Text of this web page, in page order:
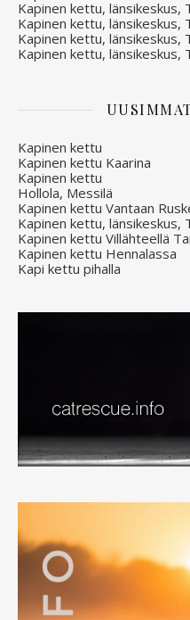
Kapinen kettu, länsikeskus,
Kapinen kettu, länsikeskus,
Kapinen kettu, länsikeskus,
Kapinen kettu, länsikeskus,
Kapinen kettu
Kapinen kettu Kaarina
Kapinen kettu
Hollola, Messilä
Kapinen kettu Vantaan
Kapinen kettu, länsikeskus,
Kapinen kettu Villähteellä
Kapinen kettu Hennalassa
Kapi kettu pihalla